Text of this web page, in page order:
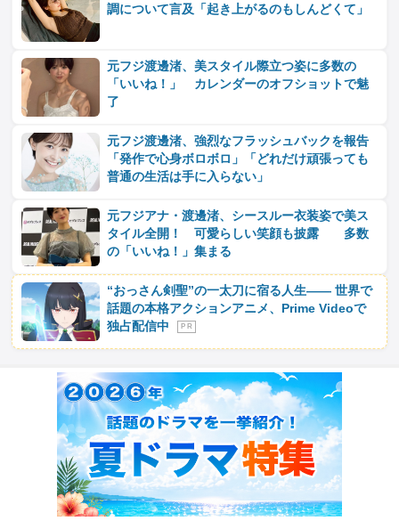
調について言及「起き上がるのもしんどくて」
元フジ渡邊渚、美スタイル際立つ姿に多数の
「いいね！」 カレンダーのオフショットで魅
了
元フジ渡邊渚、強烈なフラッシュバックを報告
「発作で心身ボロボロ」「どれだけ頑張っても
普通の生活は手に入らない」
元フジアナ・渡邊渚、シースルー衣装姿で美ス
タイル全開！ 可愛らしい笑顔も披露 多数
の「いいね！」集まる
“おっさん剣聖”の一太刀に宿る人生―― 世界で
話題の本格アクションアニメ、Prime Videoで
独占配信中
P R